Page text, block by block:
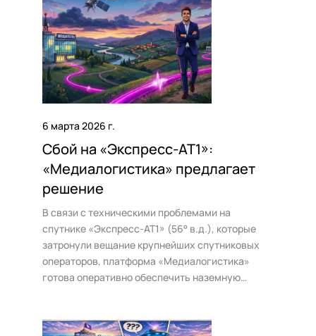
6 марта 2026 г.
Сбой на «Экспресс-АТ1»:
«Медиалогистика» предлагает
решение
В связи с техническими проблемами на
спутнике «Экспресс-AT1» (56° в.д.), которые
затронули вещание крупнейших спутниковых
операторов, платформа «Медиалогистика»
готова оперативно обеспечить наземную